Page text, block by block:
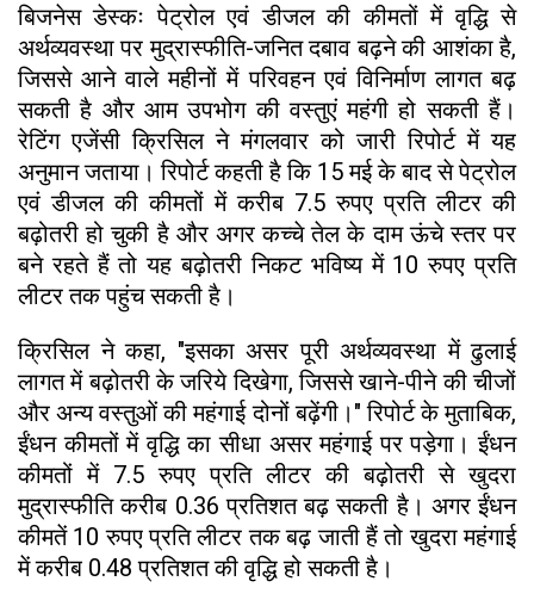
बिजनेस डेस्कः पेट्रोल एवं डीजल की कीमतों में वृद्धि से
अर्थव्यवस्था पर मुद्रास्फीति-जनित दबाव बढ़ने की आशंका है,
जिससे आने वाले महीनों में परिवहन एवं विनिर्माण लागत बढ़
सकती है और आम उपभोग की वस्तुएं महंगी हो सकती हैं।
रेटिंग एजेंसी क्रिसिल ने मंगलवार को जारी रिपोर्ट में यह
अनुमान जताया। रिपोर्ट कहती है कि 15 मई के बाद से पेट्रोल
एवं डीजल की कीमतों में करीब 7.5 रुपए प्रति लीटर की
बढ़ोतरी हो चुकी है और अगर कच्चे तेल के दाम ऊंचे स्तर पर
बने रहते हैं तो यह बढ़ोतरी निकट भविष्य में 10 रुपए प्रति
लीटर तक पहुंच सकती है।
क्रिसिल ने कहा, "इसका असर पूरी अर्थव्यवस्था में ढुलाई
लागत में बढ़ोतरी के जरिये दिखेगा, जिससे खाने-पीने की चीजों
और अन्य वस्तुओं की महंगाई दोनों बढ़ेंगी।" रिपोर्ट के मुताबिक,
ईंधन कीमतों में वृद्धि का सीधा असर महंगाई पर पड़ेगा। ईंधन
कीमतों में 7.5 रुपए प्रति लीटर की बढ़ोतरी से खुदरा
मुद्रास्फीति करीब 0.36 प्रतिशत बढ़ सकती है। अगर ईंधन
कीमतें 10 रुपए प्रति लीटर तक बढ़ जाती हैं तो खुदरा महंगाई
में करीब 0.48 प्रतिशत की वृद्धि हो सकती है।